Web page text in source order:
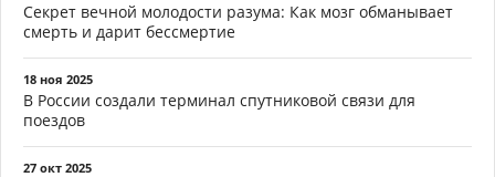
Секрет вечной молодости разума: Как мозг обманывает
смерть и дарит бессмертие
18 ноя 2025
В России создали терминал спутниковой связи для
поездов
27 окт 2025